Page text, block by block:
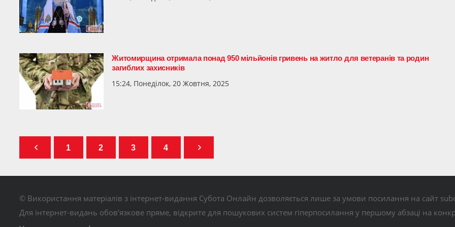
Житомирщина отримала понад 950 мільйонів гривень на житло для ветеранів та родин
загиблих захисників
15:24, Понеділок, 20 Жовтня, 2025
1 2 3 4
© Використання матеріалів з інтернет-видання Субота Онлайн дозволяється лише за умови посилання на сайт
Для інтернет-видань обов’язкове пряме, відкрите для пошукових систем гіперпосилання у першому абзаці на